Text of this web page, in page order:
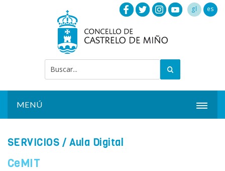
gl es
MENÚ
SERVICIOS / Aula Digital
CeMIT